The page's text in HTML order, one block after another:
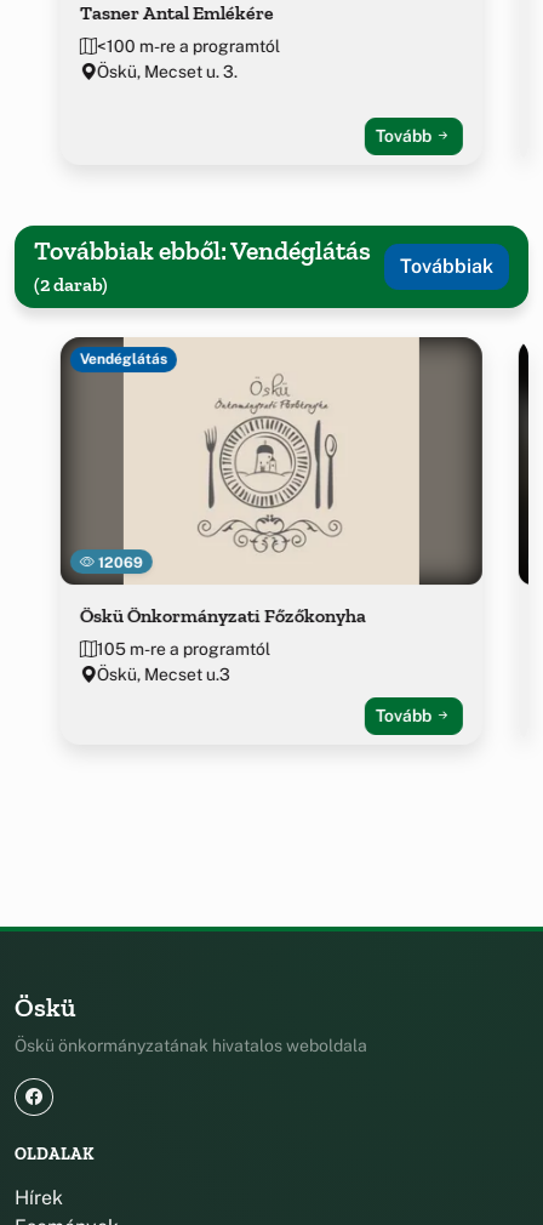
Tasner Antal Emlékére
<100 m-re a programtól
Öskü, Mecset u. 3.
Tovább
Továbbiak ebből: Vendéglátás
(2 darab)
Továbbiak
12069
Vendéglátás
Öskü Önkormányzati Főzőkonyha
105 m-re a programtól
Öskü, Mecset u.3
Tovább
Öskü
Öskü önkormányzatának hivatalos weboldala
OLDALAK
Hírek